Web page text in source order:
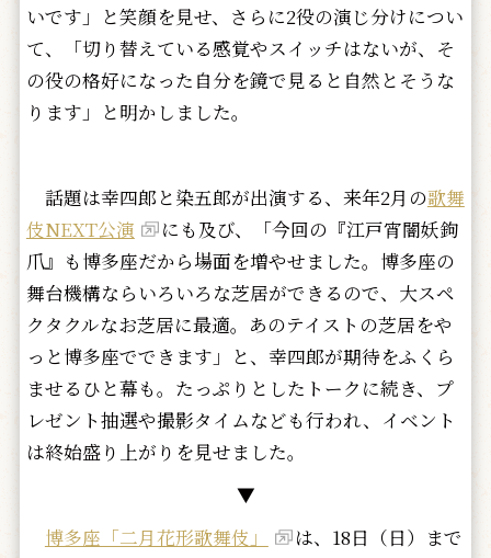
いです」と笑顔を見せ、さらに2役の演じ分けについ
て、「切り替えている感覚やスイッチはないが、そ
の役の格好になった自分を鏡で見ると自然とそうな
ります」と明かしました。
話題は幸四郎と染五郎が出演する、来年2月の歌舞
伎NEXT公演
にも及び、「今回の『江戸宵闇妖鉤
爪』も博多座だから場面を増やせました。博多座の
舞台機構ならいろいろな芝居ができるので、大スペ
クタクルなお芝居に最適。あのテイストの芝居をや
っと博多座でできます」と、幸四郎が期待をふくら
ませるひと幕も。たっぷりとしたトークに続き、プ
レゼント抽選や撮影タイムなども行われ、イベント
は終始盛り上がりを見せました。
▼
博多座「二月花形歌舞伎」
は、18日（日）まで